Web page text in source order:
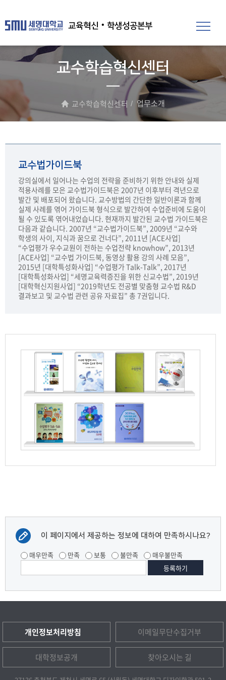
교육혁신‧학생성공본부
교수학습혁신센터
교수학습혁신센터 업무소개
교수법가이드북
강의실에서 일어나는 수업의 전략을 준비하기 위한 안내와 실제
적용사례를 모은 교수법가이드북은 2007년 이후부터 격년으로
발간 및 배포되어 왔습니다. 교수방법의 간단한 일반이론과 함께
실제 사례를 엮어 가이드북 형식으로 발간하여 수업준비에 도움이
될 수 있도록 엮어내었습니다. 현재까지 발간된 교수법 가이드북은
다음과 같습니다. 2007년 “교수법가이드북”, 2009년 “교수와
학생의 사이, 지식과 꿈으로 건너다”, 2011년 [ACE사업]
“수업평가 우수교원이 전하는 수업전략 knowhow”, 2013년
[ACE사업] “교수법 가이드북, 동영상 활용 강의 사례 모음”,
2015년 [대학특성화사업] “수업평가 Talk-Talk”, 2017년
[대학특성화사업] “세명교육력증진을 위한 신교수법”, 2019년
[대학혁신지원사업] “2019학년도 전공별 맞춤형 교수법 R&D
결과보고 및 교수법 관련 공유 자료집” 총 7권입니다.
이 페이지에서 제공하는 정보에 대하여 만족하시나요?
매우만족 만족 보통 불만족 매우불만족
개인정보처리방침 이메일무단수집거부
대학정보공개 찾아오시는 길